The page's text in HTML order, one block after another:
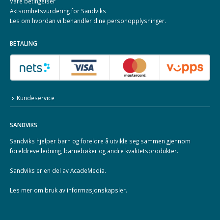
Aktsomhetsvurdering for Sandviks
Les om hvordan vi behandler dine personopplysninger.
BETALING
Kundeservice
SANDVIKS
Sandviks hjelper barn og foreldre å utvikle seg sammen gjennom
foreldreveiledning, barnebøker og andre kvalitetsprodukter.
Sandviks er en del avAcadeMedia.
Les mer om bruk av informasjonskapsler.